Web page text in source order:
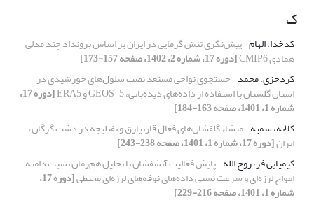
ک
کدخدا، الهام پیش‌نگری تنش گرمایی در ایران بر اساس برونداد چند مدلی
همادی CMIP6
[دوره 17، شماره 2، 1402، صفحه 157-173]
کردجزی، محمد جستجوی نواحی مستعد نصب سلول‌های خورشیدی در
استان گلستان با استفاده از داده‌های دیده‌بانی، GEOS-5 و ERA5 [دوره 17،
شماره 1، 1401، صفحه 163-184]
کلانه، سمیه منشاء گلفشان‌های فعال قارنیارق و نفتلیجه در دشت گرگان،
ایران[دوره 17، شماره 1، 1401، صفحه 238-243]
کیمیایی فر، روح الله پایش فعالیت آتشفشان با تحلیل هم‌زمان نسبت دامنه
امواج لرزه‌ای و سرعت نسبی داده‌های نوفه‌های لرزه‌ای محیطی [دوره 17،
شماره 1، 1401، صفحه 216-229]